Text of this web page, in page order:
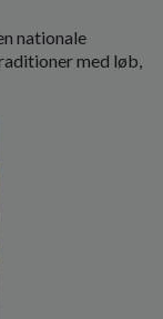
nationale
med løb,